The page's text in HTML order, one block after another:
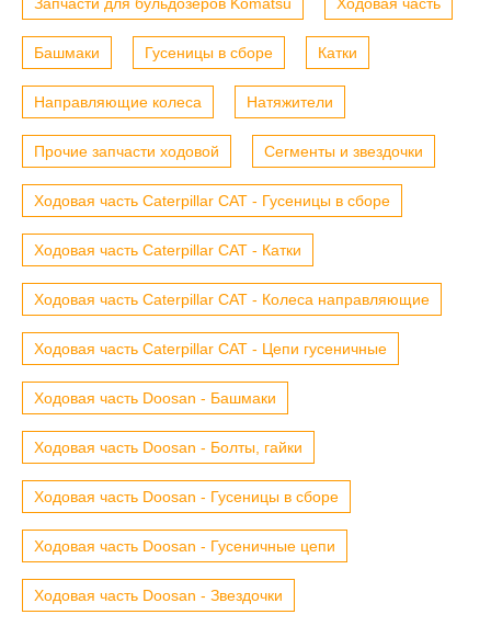
Башмаки Гусеницы в сборе Катки
Направляющие колеса Натяжители
Прочие запчасти ходовой Сегменты и звездочки
Ходовая часть Caterpillar CAT - Гусеницы в сборе
Ходовая часть Caterpillar CAT - Катки
Ходовая часть Caterpillar CAT - Колеса направляющие
Ходовая часть Caterpillar CAT - Цепи гусеничные
Ходовая часть Doosan - Башмаки
Ходовая часть Doosan - Болты, гайки
Ходовая часть Doosan - Гусеницы в сборе
Ходовая часть Doosan - Гусеничные цепи
Ходовая часть Doosan - Звездочки